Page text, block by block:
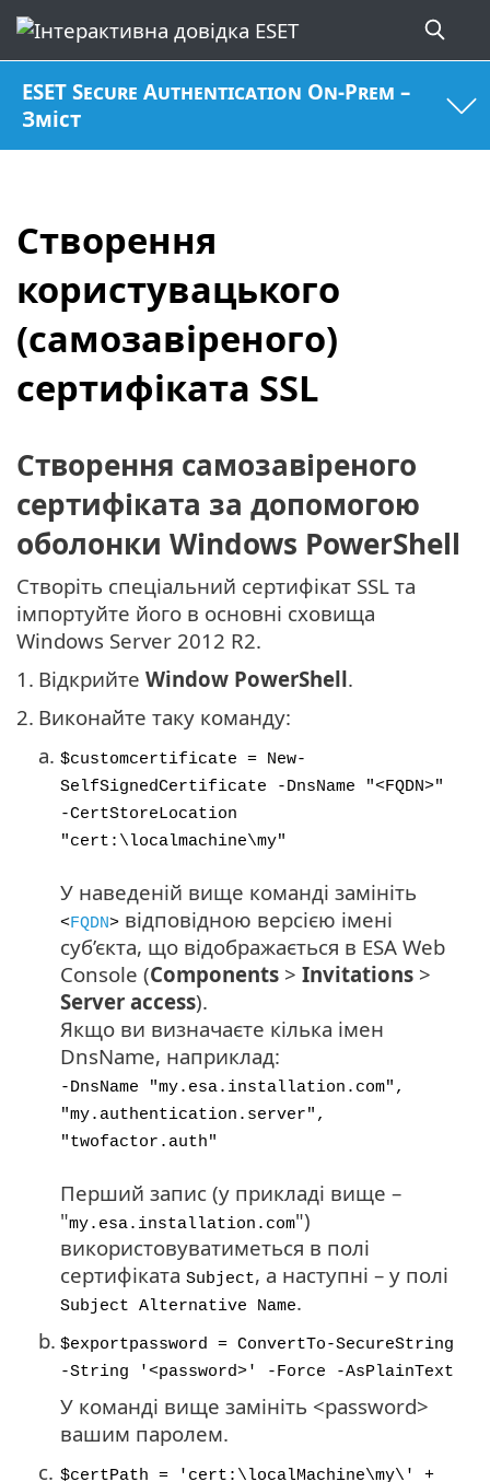
ESET Secure Authentication On-Prem –
Зміст
Створення
користувацького
(самозавіреного)
сертифіката SSL
Створення самозавіреного
сертифіката за допомогою
оболонки Windows PowerShell
Створіть спеціальний сертифікат SSL та
імпортуйте його в основні сховища
Windows Server 2012 R2.
1. Відкрийте Window PowerShell.
2. Виконайте таку команду:
a. $customcertificate = New-
SelfSignedCertificate -DnsName "<FQDN>"
-CertStoreLocation
"cert:\localmachine\my"
У наведеній вище команді замініть
<FQDN> відповідною версією імені
суб’єкта, що відображається в ESA Web
Console (Components > Invitations >
Server access).
Якщо ви визначаєте кілька імен
DnsName, наприклад:
-DnsName "my.esa.installation.com",
"my.authentication.server",
"twofactor.auth"
Перший запис (у прикладі вище –
"my.esa.installation.com")
використовуватиметься в полі
сертифіката Subject, а наступні – у полі
Subject Alternative Name.
b. $exportpassword = ConvertTo-SecureString
-String '<password>' -Force -AsPlainText
У команді вище замініть <password>
вашим паролем.
c. $certPath = 'cert:\localMachine\my\' +